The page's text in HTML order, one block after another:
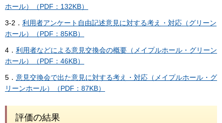
ホール）（PDF：132KB）
3-2． 利用者アンケート自由記述意見に対する考え・対応（グリーン
ホール）（PDF：85KB）
4． 利用者などによる意見交換会の概要（メイプルホール・グリーン
ホール）（PDF：46KB）
5． 意見交換会で出た意見に対する考え・対応（メイプルホール・グ
リーンホール）（PDF：87KB）
評価の結果